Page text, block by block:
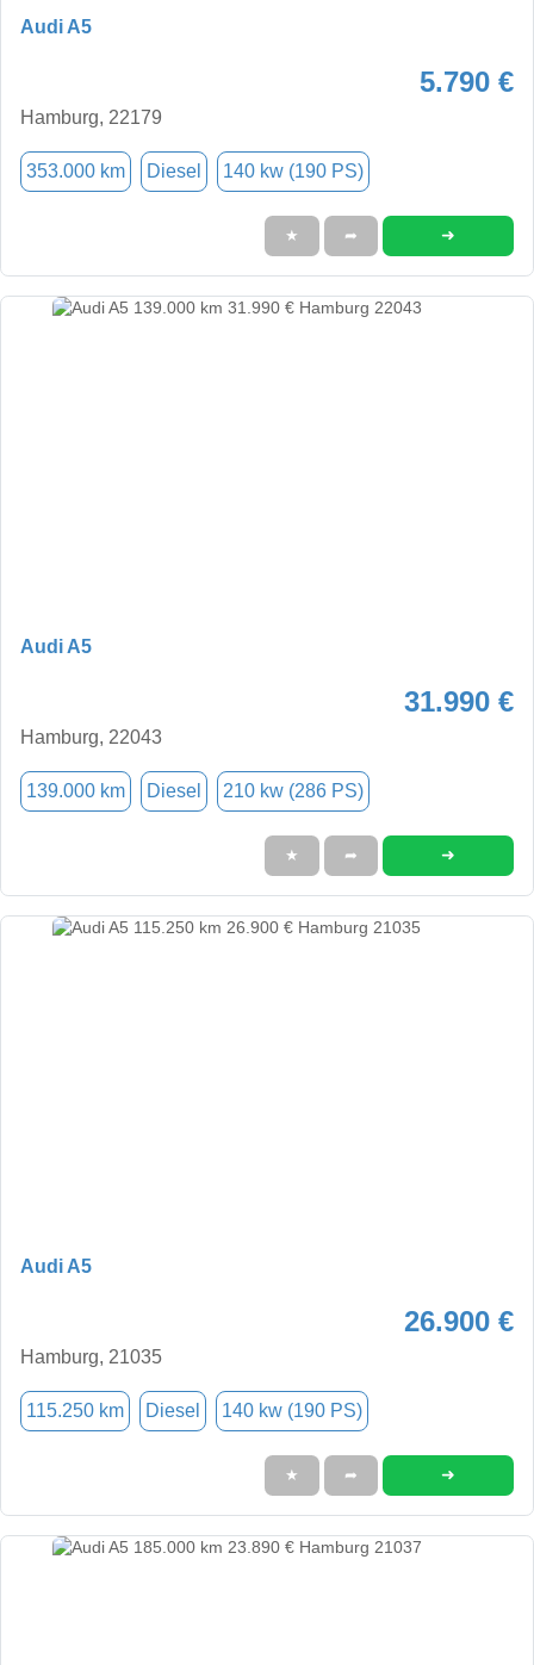
Audi A5
5.790 €
Hamburg, 22179
353.000 km Diesel 140 kw (190 PS)
★ ➦ ➜
Audi A5
31.990 €
Hamburg, 22043
139.000 km Diesel 210 kw (286 PS)
★ ➦ ➜
Audi A5
26.900 €
Hamburg, 21035
115.250 km Diesel 140 kw (190 PS)
★ ➦ ➜